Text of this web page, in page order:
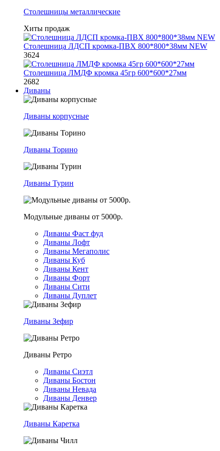
Столешницы металлические
Хиты продаж
Столешница ЛДСП кромка-ПВХ 800*800*38мм NEW
3624
Столешница ЛМДФ кромка 45гр 600*600*27мм
2682
Диваны
Диваны корпусные
Диваны Торино
Диваны Турин
Модульные диваны от 5000р.
Диваны Фаст фуд
Диваны Лофт
Диваны Мегаполис
Диваны Куб
Диваны Кент
Диваны Форт
Диваны Сити
Диваны Дуплет
Диваны Зефир
Диваны Ретро
Диваны Сиэтл
Диваны Бостон
Диваны Невада
Диваны Денвер
Диваны Каретка